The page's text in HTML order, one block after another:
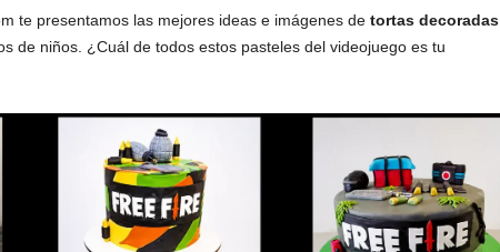
te presentamos las mejores ideas e imágenes de tortas decoradas
de niños. ¿Cuál de todos estos pasteles del videojuego es tu